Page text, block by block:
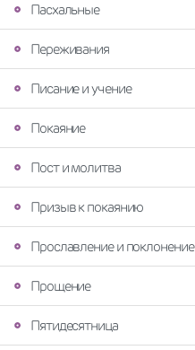
Пасхальные
Переживания
Писание и учение
Покаяние
Пост и молитва
Призыв к покаянию
Прославление и поклонение
Прощение
Пятидесятница